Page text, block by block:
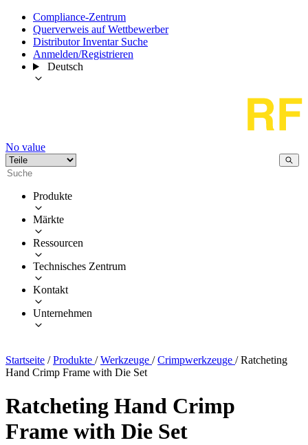
Compliance-Zentrum
Querverweis auf Wettbewerber
Distributor Inventar Suche
Anmelden/Registrieren
Deutsch
No value
Produkte
Märkte
Ressourcen
Technisches Zentrum
Kontakt
Unternehmen
Startseite / Produkte / Werkzeuge / Crimpwerkzeuge / Ratcheting
Hand Crimp Frame with Die Set
Ratcheting Hand Crimp
Frame with Die Set